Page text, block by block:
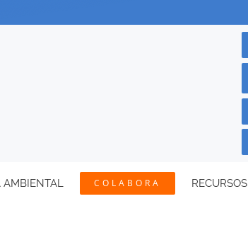
AMBIENTAL COLABORA RECURSOS